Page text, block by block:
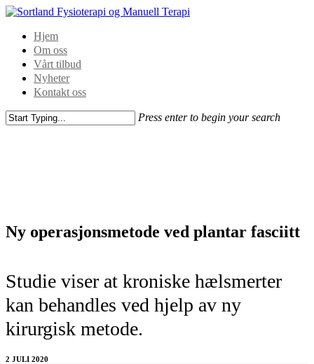
Hjem
Om oss
Vårt tilbud
Nyheter
Kontakt oss
Press enter to begin your search
Ny operasjonsmetode ved plantar fasciitt
Studie viser at kroniske hælsmerter
kan behandles ved hjelp av ny
kirurgisk metode.
2 JULI 2020